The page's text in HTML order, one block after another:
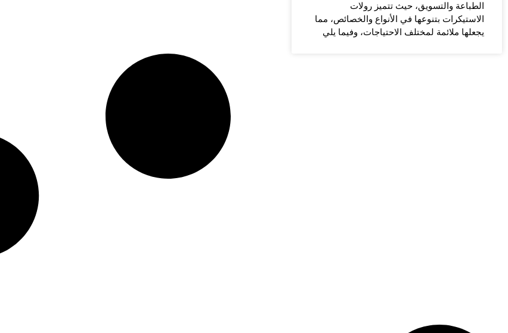
الطباعة والتسويق، حيث تتميز رولات
الاستيكرات بتنوعها في الأنواع والخصائص، مما
يجعلها ملائمة لمختلف الاحتياجات، وفيما يلي